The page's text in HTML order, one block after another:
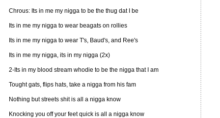
Chrous: Its in me my nigga to be the thug dat I be
Its in me my nigga to wear beagats on rollies
Its in me my nigga to wear T's, Baud's, and Ree's
Its in me my nigga, its in my nigga (2x)
2-Its in my blood stream whodie to be the nigga that I am
Tought gats, flips hats, take a nigga from his fam
Nothing but streets shit is all a nigga know
Knocking you off your feet quick is all a nigga know